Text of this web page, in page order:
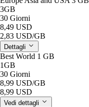
3GB
30 Giorni
8,49 USD
2,83 USD/GB
Dettagli
Best World 1 GB
1GB
30 Giorni
8,99 USD/GB
8,99 USD
Vedi dettagli